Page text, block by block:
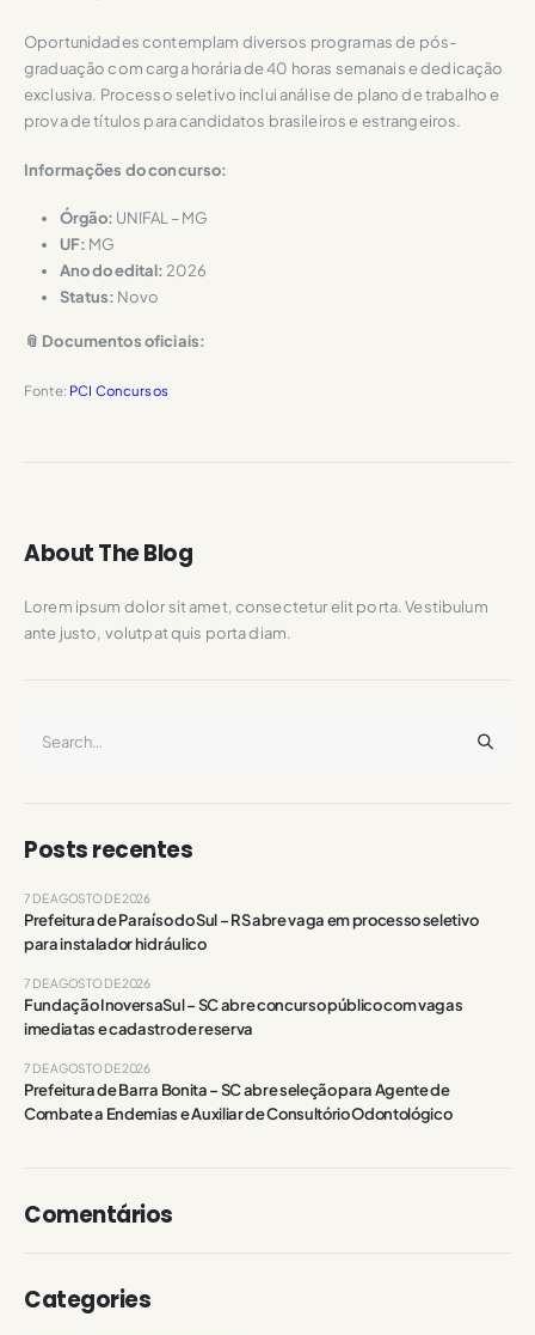
Oportunidades contemplam diversos programas de pós-
graduação com carga horária de 40 horas semanais e dedicação
exclusiva. Processo seletivo inclui análise de plano de trabalho e
prova de títulos para candidatos brasileiros e estrangeiros.
Informações do concurso:
Órgão: UNIFAL – MG
UF: MG
Ano do edital:2026
Status: Novo
📎 Documentos oficiais:
Fonte: PCI Concursos
About The Blog
Lorem ipsum dolor sit amet, consectetur elit porta. Vestibulum
ante justo, volutpat quis porta diam.
Posts recentes
Prefeitura de Paraíso do Sul – RS abre vaga em processo seletivo
para instalador hidráulico
7 DE AGOSTO DE 2026
Fundação InoversaSul – SC abre concurso público com vagas
imediatas e cadastro de reserva
7 DE AGOSTO DE 2026
Prefeitura de Barra Bonita – SC abre seleção para Agente de
Combate a Endemias e Auxiliar de Consultório Odontológico
7 DE AGOSTO DE 2026
Comentários
Categories